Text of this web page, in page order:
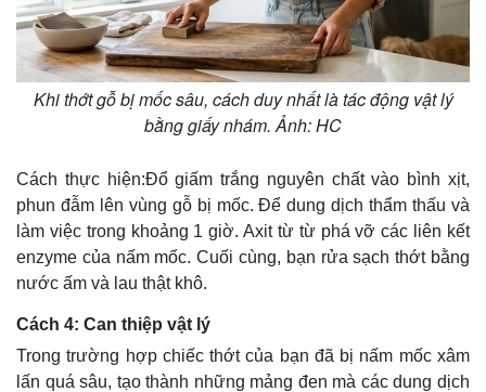
Kinh tế
Bất động sản
Khởi nghiệp
Thị trường
Giá vàng
Tiêu dùng
Tỷ giá
Giá cà phê
Khi thớt gỗ bị mốc sâu, cách duy nhất là tác động vật lý
bằng giấy nhám. Ảnh: HC
Cách thực hiện:Đổ giấm trắng nguyên chất vào bình xịt,
phun đẫm lên vùng gỗ bị mốc. Để dung dịch thẩm thấu và
làm việc trong khoảng 1 giờ. Axit từ từ phá vỡ các liên kết
enzyme của nấm mốc. Cuối cùng, bạn rửa sạch thớt bằng
nước ấm và lau thật khô.
Cách 4: Can thiệp vật lý
Trong trường hợp chiếc thớt của bạn đã bị nấm mốc xâm
lấn quá sâu, tạo thành những mảng đen mà các dung dịch